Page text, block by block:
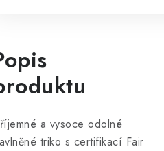
a vysoce odolné
triko s certifikací Fair